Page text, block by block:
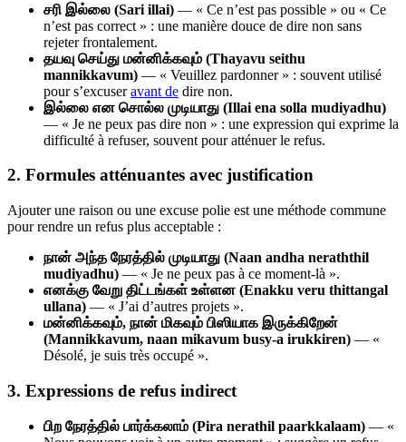
சரி இல்லை (Sari illai) — « Ce n’est pas possible » ou « Ce
n’est pas correct » : une manière douce de dire non sans
rejeter frontalement.
தயவு செய்து மன்னிக்கவும் (Thayavu seithu
mannikkavum) — « Veuillez pardonner » : souvent utilisé
pour s’excuseravant de dire non.
இல்லை என சொல்ல முடியாது (Illai ena solla mudiyadhu)
— « Je ne peux pas dire non » : une expression qui exprime la
difficulté à refuser, souvent pour atténuer le refus.
2. Formules atténuantes avec justification
Ajouter une raison ou une excuse polie est une méthode commune
pour rendre un refus plus acceptable :
நான் அந்த நேரத்தில் முடியாது (Naan andha neraththil
mudiyadhu) — « Je ne peux pas à ce moment-là ».
எனக்கு வேறு திட்டங்கள் உள்ளன (Enakku veru thittangal
ullana) — « J’ai d’autres projets ».
மன்னிக்கவும், நான் மிகவும் பிஸியாக இருக்கிறேன்
(Mannikkavum, naan mikavum busy-a irukkiren) — «
Désolé, je suis très occupé ».
3. Expressions de refus indirect
பிற நேரத்தில் பார்க்கலாம் (Pira nerathil paarkkalaam) — «